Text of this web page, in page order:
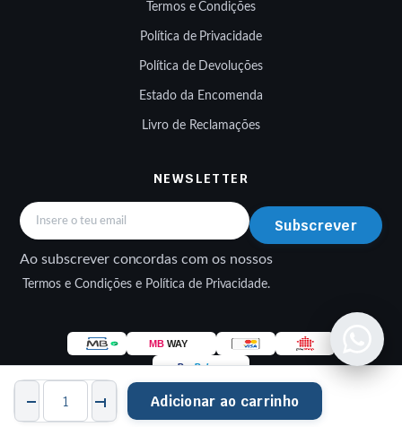
Plásticos
Laterais
Depósito
Adicionar ao carrinho
STORE PESQUISAR FAVORITOS CONTA CATEGORIAS
Termos e Condições
Política de Privacidade
Política de Devoluções
Estado da Encomenda
Livro de Reclamações
NEWSLETTER
Subscrever
Ao subscrever concordas com os nossos
Termos e Condições e Política de Privacidade.